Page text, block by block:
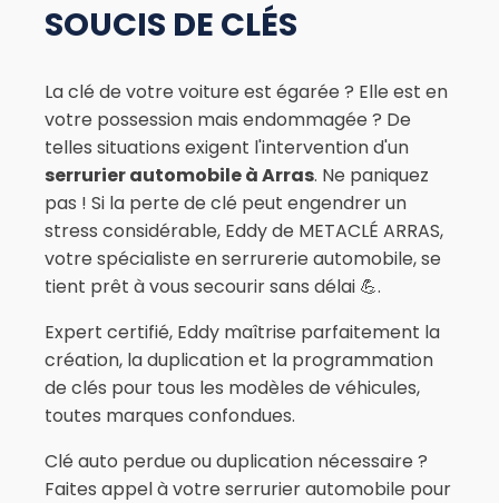
SOUCIS DE CLÉS
La clé de votre voiture est égarée ? Elle est en
votre possession mais endommagée ? De
telles situations exigent l'intervention d'un
serrurier automobile à Arras. Ne paniquez
pas ! Si la perte de clé peut engendrer un
stress considérable, Eddy de METACLÉ ARRAS,
votre spécialiste en serrurerie automobile, se
tient prêt à vous secourir sans délai 💪.
Expert certifié, Eddy maîtrise parfaitement la
création, la duplication et la programmation
de clés pour tous les modèles de véhicules,
toutes marques confondues.
Clé auto perdue ou duplication nécessaire ?
Faites appel à votre serrurier automobile pour